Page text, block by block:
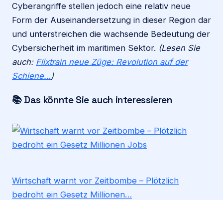
Cyberangriffe stellen jedoch eine relativ neue
Form der Auseinandersetzung in dieser Region dar
und unterstreichen die wachsende Bedeutung der
Cybersicherheit im maritimen Sektor. (Lesen Sie
auch: Flixtrain neue Züge: Revolution auf der
Schiene…)
📚 Das könnte Sie auch interessieren
Wirtschaft warnt vor Zeitbombe – Plötzlich
bedroht ein Gesetz Millionen…